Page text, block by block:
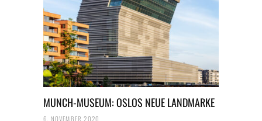
MUNCH-MUSEUM: OSLOS NEUE LANDMARKE
6. NOVEMBER 2020